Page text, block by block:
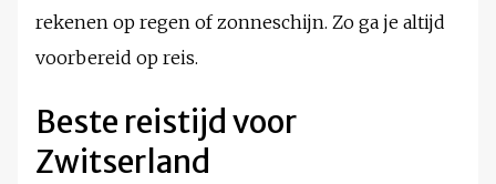
rekenen op regen of zonneschijn. Zo ga je altijd
voorbereid op reis.
Beste reistijd voor
Zwitserland